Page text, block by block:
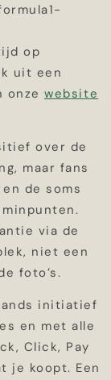
op
uit een
onze website
over de
maar fans
de soms
via de
niet een
foto’s.
initiatief
en met alle
Click, Pay
je koopt. Een